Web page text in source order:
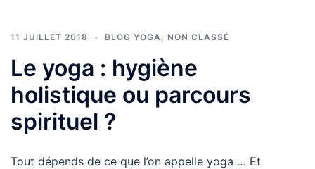
11 JUILLET 2018 BLOG YOGA, NON CLASSÉ
Le yoga : hygiène
holistique ou parcours
spirituel ?
Tout dépends de ce que l’on appelle yoga … Et